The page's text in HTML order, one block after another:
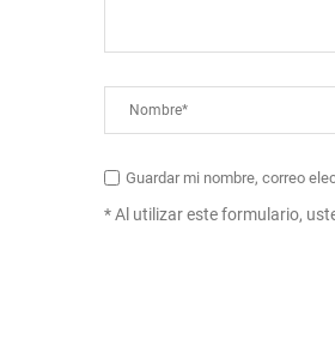
Guardar mi nombre, correo
* Al utilizar este formulario,